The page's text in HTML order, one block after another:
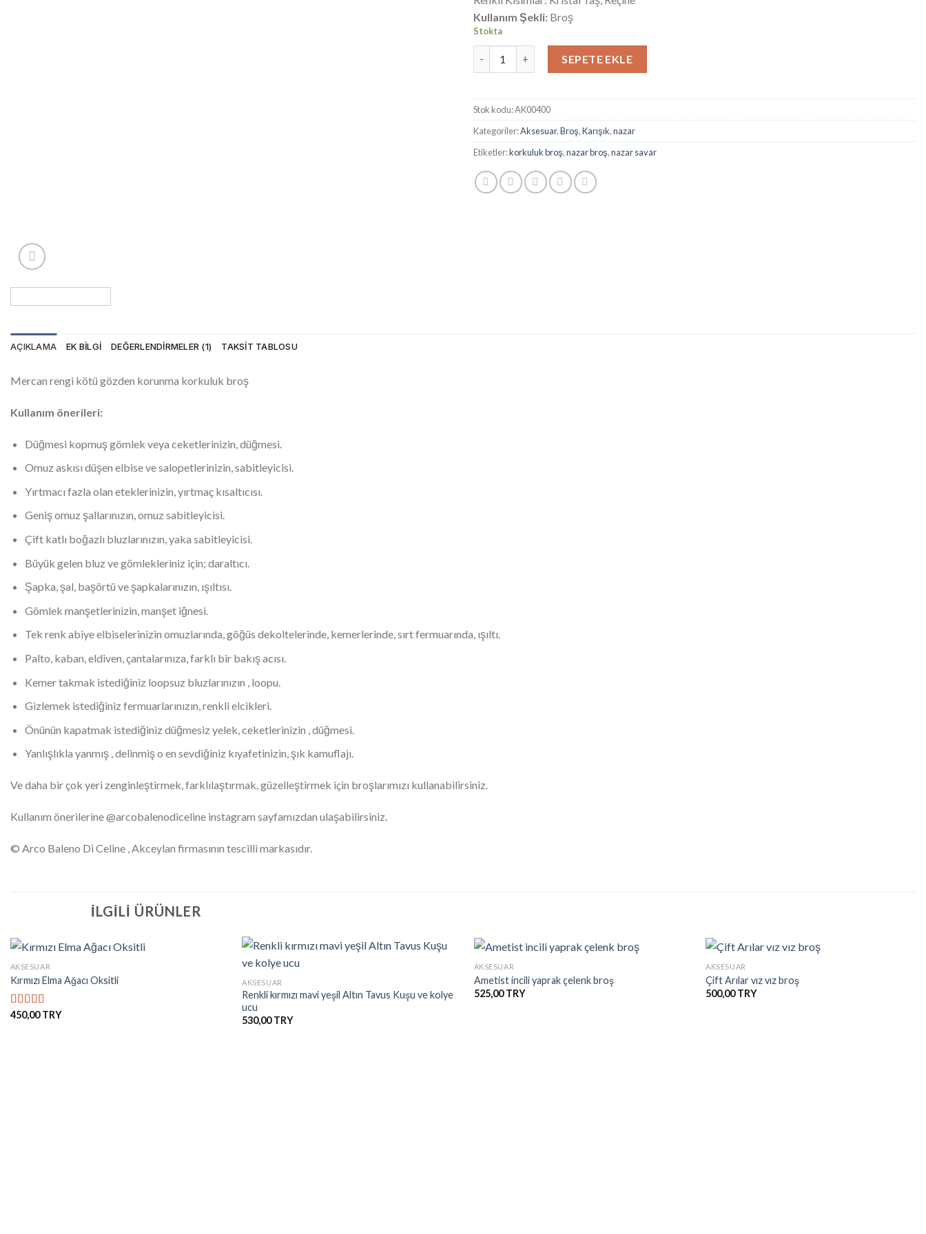
aldı
Kullanım Şekli: Broş
Stokta
SEPETE EKLE
Stok kodu:AK00400
Kategoriler:Aksesuar,Broş,Karışık,nazar
Etiketler:korkuluk broş,nazar broş,nazar savar
AÇIKLAMA EK BILGI DEĞERLENDIRMELER (1) TAKSIT TABLOSU
Mercan rengi kötü gözden korunma korkuluk broş
Kullanım önerileri:
Düğmesi kopmuş gömlek veya ceketlerinizin, düğmesi.
Omuz askısı düşen elbise ve salopetlerinizin, sabitleyicisi.
Yırtmacı fazla olan eteklerinizin, yırtmaç kısaltıcısı.
Geniş omuz şallarınızın, omuz sabitleyicisi.
Çift katlı boğazlı bluzlarınızın, yaka sabitleyicisi.
Büyük gelen bluz ve gömlekleriniz için; daraltıcı.
Şapka, şal, başörtü ve şapkalarınızın, ışıltısı.
Gömlek manşetlerinizin, manşet iğnesi.
Tek renk abiye elbiselerinizin omuzlarında, göğüs dekoltelerinde, kemerlerinde, sırt fermuarında, ışıltı.
Palto, kaban, eldiven, çantalarınıza, farklı bir bakış acısı.
Kemer takmak istediğiniz loopsuz bluzlarınızın , loopu.
Gizlemek istediğiniz fermuarlarınızın, renkli elcikleri.
Önünün kapatmak istediğiniz düğmesiz yelek, ceketlerinizin , düğmesi.
Yanlışlıkla yanmış , delinmiş o en sevdiğiniz kıyafetinizin, şık kamuflajı.
Ve daha bir çok yeri zenginleştirmek, farklılaştırmak, güzelleştirmek için broşlarımızı kullanabilirsiniz.
Kullanım önerilerine @arcobalenodiceline instagram sayfamızdan ulaşabilirsiniz.
© Arco Baleno Di Celine , Akceylan firmasının tescilli markasıdır.
İLGILI ÜRÜNLER
+
AKSESUAR
Kırmızı Elma Ağacı Oksitli
5 üzerinden
450,00
İstek
AKSESUAR
Renkli kırmızı mavi yeşil Altın Tavus Kuşu ve kolye
ucu
530,00
AKSESUAR
Ametist incili yaprak çelenk broş
525,00
+
AKSESUAR
Çift Arılar vız vız broş
500,00